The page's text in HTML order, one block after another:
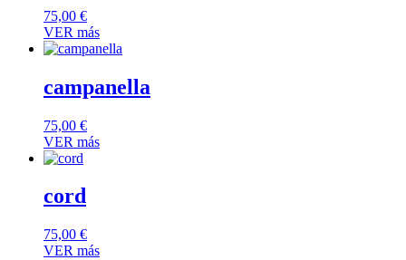
75,00 €
VER más
campanella
75,00 €
VER más
cord
75,00 €
VER más